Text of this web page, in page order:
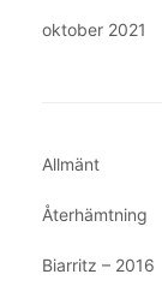
oktober 2021
Allmänt
Återhämtning
Biarritz – 2016